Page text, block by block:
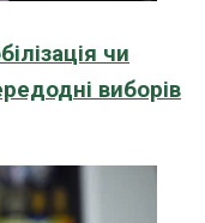
чи
виборів